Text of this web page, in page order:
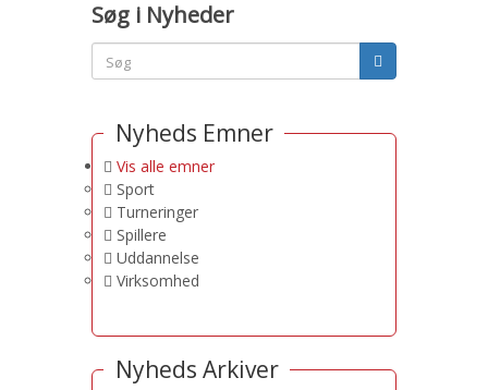
Søg i Nyheder
Nyheds Emner
Vis alle emner
Sport
Turneringer
Spillere
Uddannelse
Virksomhed
Nyheds Arkiver